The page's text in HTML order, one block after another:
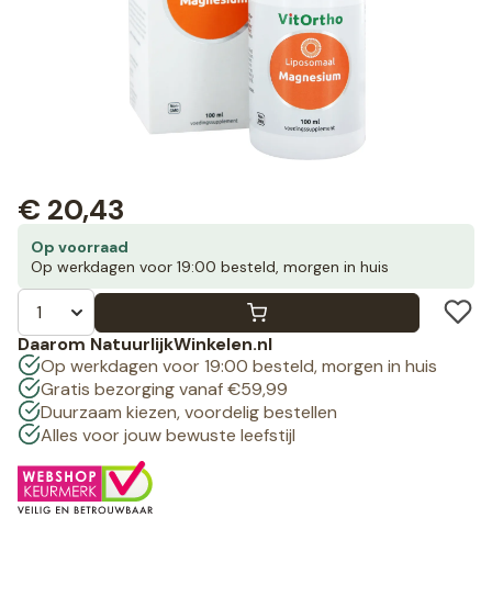
Op voorraad
Op werkdagen voor 19:00 besteld, morgen in huis
€ 20,43
Daarom NatuurlijkWinkelen.nl
Op werkdagen voor 19:00 besteld, morgen in huis
Gratis bezorging vanaf €59,99
Duurzaam kiezen, voordelig bestellen
Alles voor jouw bewuste leefstijl